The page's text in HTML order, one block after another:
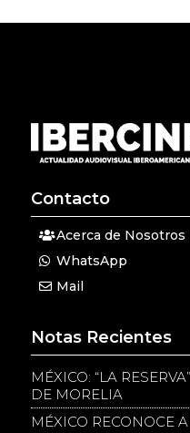
Contacto
Acerca de Nosotros
WhatsApp
Mail
Notas Recientes
MÉXICO: “LA
DE MORELIA
MÉXICO RECONOCE